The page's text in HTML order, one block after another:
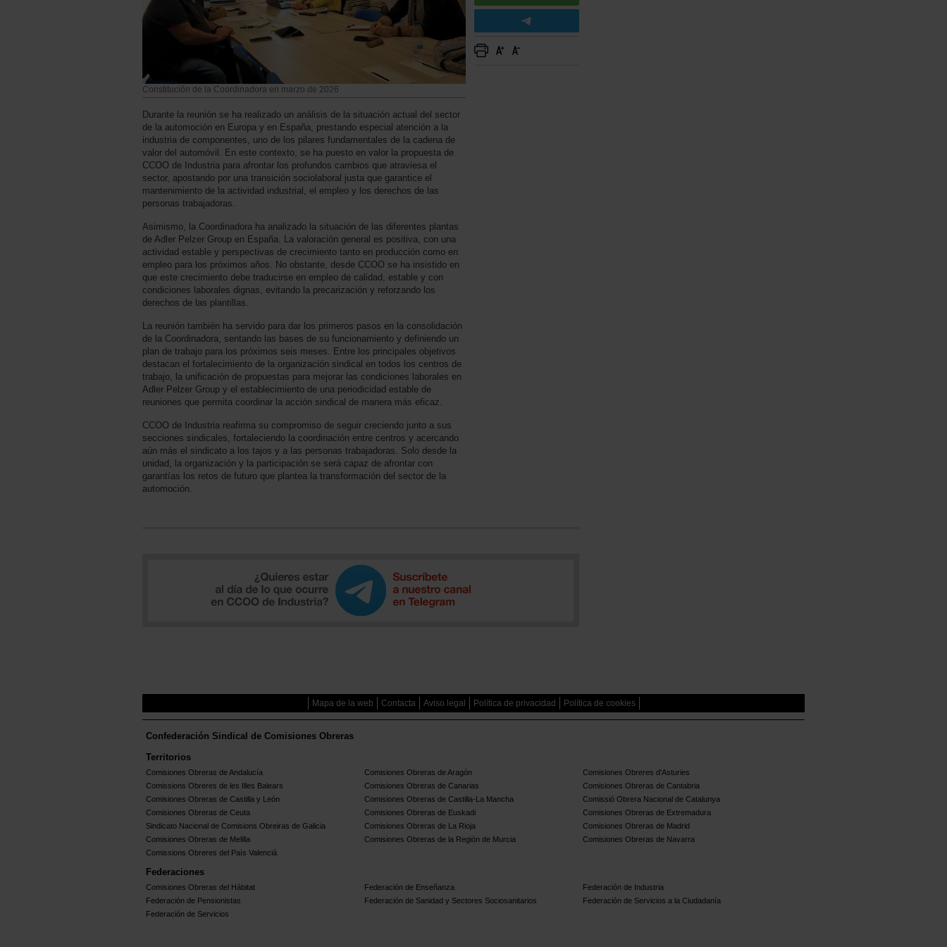
Constitución de la Coordinadora en marzo de 2026
Durante la reunión se ha realizado un análisis de la situación actual del sector
de la automoción en Europa y en España, prestando especial atención a la
industria de componentes, uno de los pilares fundamentales de la cadena de
valor del automóvil. En este contexto, se ha puesto en valor la propuesta de
CCOO de Industria para afrontar los profundos cambios que atraviesa el
sector, apostando por una transición sociolaboral justa que garantice el
mantenimiento de la actividad industrial, el empleo y los derechos de las
personas trabajadoras.
Asimismo, la Coordinadora ha analizado la situación de las diferentes plantas
de Adler Pelzer Group en España. La valoración general es positiva, con una
actividad estable y perspectivas de crecimiento tanto en producción como en
empleo para los próximos años. No obstante, desde CCOO se ha insistido en
que este crecimiento debe traducirse en empleo de calidad, estable y con
condiciones laborales dignas, evitando la precarización y reforzando los
derechos de las plantillas.
La reunión también ha servido para dar los primeros pasos en la consolidación
de la Coordinadora, sentando las bases de su funcionamiento y definiendo un
plan de trabajo para los próximos seis meses. Entre los principales objetivos
destacan el fortalecimiento de la organización sindical en todos los centros de
trabajo, la unificación de propuestas para mejorar las condiciones laborales en
Adler Pelzer Group y el establecimiento de una periodicidad estable de
reuniones que permita coordinar la acción sindical de manera más eficaz.
CCOO de Industria reafirma su compromiso de seguir creciendo junto a sus
secciones sindicales, fortaleciendo la coordinación entre centros y acercando
aún más el sindicato a los tajos y a las personas trabajadoras. Solo desde la
unidad, la organización y la participación se será capaz de afrontar con
garantías los retos de futuro que plantea la transformación del sector de la
automoción.
Mapa de la web Contacta Aviso legal Política de privacidad Política de cookies
Confederación Sindical de Comisiones Obreras
Territorios
Comisiones Obreras de Andalucía Comisiones Obreras de Aragón
Comisiones Obreres d'Asturies
Comissions Obreres de les Illes Balears
Comisiones Obreras de Canarias
Comisiones Obreras de Cantabria
Comisiones Obreras de Castilla y León
Comisiones Obreras de Castilla-La Mancha
Comissió Obrera Nacional de Catalunya
Comisiones Obreras de Ceuta
Comisiones Obreras de Euskadi
Comisiones Obreras de Extremadura
Sindicato Nacional de Comisions Obreiras de Galicia
Comisiones Obreras de La Rioja
Comisiones Obreras de Madrid
Comisiones Obreras de Melilla
Comisiones Obreras de la Región de Murcia
Comisiones Obreras de Navarra
Comissions Obreres del Paìs Valenciá
Federaciones
Comisiones Obreras del Hábitat Federación de Enseñanza
Federación de Industria
Federación de Pensionistas
Federación de Sanidad y Sectores Sociosanitarios
Federación de Servicios a la Ciudadanía
Federación de Servicios